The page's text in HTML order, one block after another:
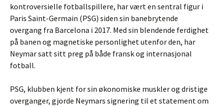
kontroversielle fotballspillere, har vært en sentral figur i
Paris Saint-Germain (PSG) siden sin banebrytende
overgang fra Barcelona i 2017. Med sin blendende ferdighet
på banen og magnetiske personlighet utenfor den, har
Neymar satt sitt preg på både fransk og internasjonal
fotball.
PSG, klubben kjent for sin økonomiske muskler og dristige
overganger, gjorde Neymars signering til et statement om